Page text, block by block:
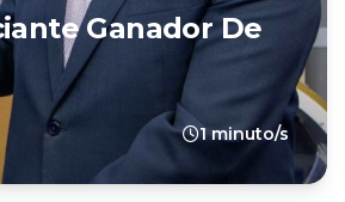
Ganador De
1 minuto/s